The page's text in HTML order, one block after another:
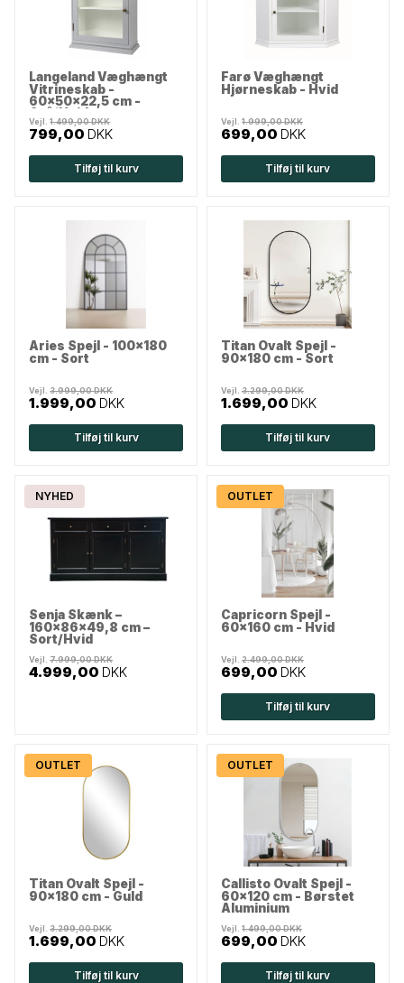
Langeland Væghængt
Vitrineskab -
60x50x22,5 cm -
Grå/Hvid
799,00 DKK
Vejl.1.499,00 DKK
Tilføj til kurv
Farø Væghængt
Hjørneskab - Hvid
699,00 DKK
Vejl. 1.999,00 DKK
Tilføj til kurv
Aries Spejl - 100x180
cm - Sort
1.999,00 DKK
Vejl.3.999,00 DKK
Tilføj til kurv
Titan Ovalt Spejl -
90x180 cm - Sort
1.699,00 DKK
Vejl. 3.299,00 DKK
Tilføj til kurv
NYHED
Senja Skænk –
160x86x49,8 cm –
Sort/Hvid
4.999,00 DKK
Vejl.7.999,00 DKK
OUTLET
Capricorn Spejl -
60x160 cm - Hvid
699,00 DKK
Vejl. 2.499,00 DKK
Tilføj til kurv
OUTLET
Titan Ovalt Spejl -
90x180 cm - Guld
1.699,00 DKK
Vejl.3.299,00 DKK
Tilføj til kurv
OUTLET
Callisto Ovalt Spejl -
60x120 cm - Børstet
Aluminium
699,00 DKK
Vejl. 1.499,00 DKK
Tilføj til kurv